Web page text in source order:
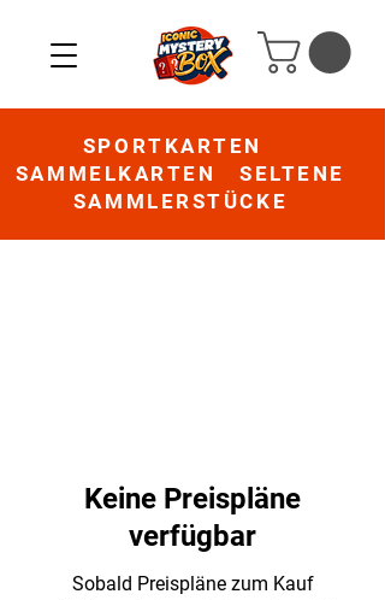
SPORTKARTEN
SAMMELKARTEN SELTENE
SAMMLERSTÜCKE
Keine Preispläne
verfügbar
Sobald Preispläne zum Kauf